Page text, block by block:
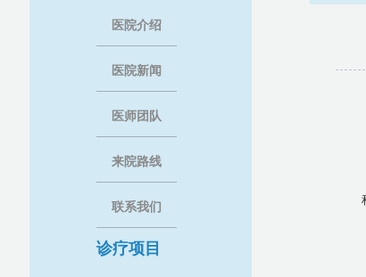
医院介绍
医院新闻
医师团队
来院路线
联系我们
诊疗项目